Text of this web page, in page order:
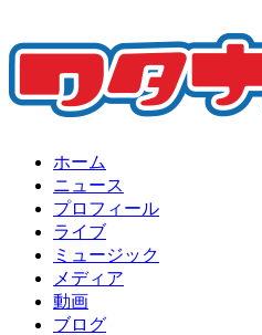
ホーム
ニュース
プロフィール
ライブ
ミュージック
メディア
動画
ブログ